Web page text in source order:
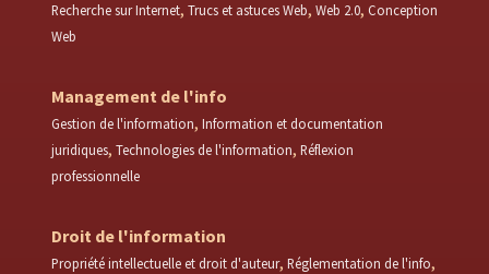
Recherche sur Internet Trucs et astuces Web Web 2.0 Conception
Web
Management de l'info
Gestion de l'information Information et documentation
juridiques Technologies de l'information Réflexion
professionnelle
Droit de l'information
Propriété intellectuelle et droit d'auteur Réglementation de l'info